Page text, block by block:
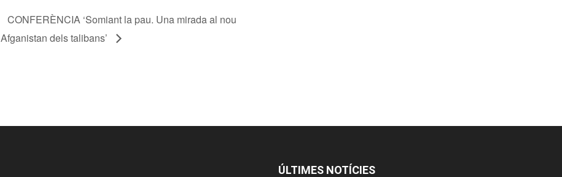
CONFERÈNCIA ‘Somiant la pau. Una mirada al nou
Afganistan dels talibans’
ÚLTIMES NOTÍCIES